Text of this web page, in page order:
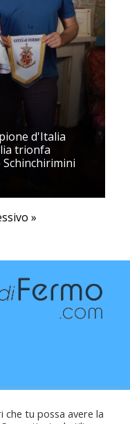
d'Italia
trionfa
»
Pesaro (PU) -
che tu possa avere la